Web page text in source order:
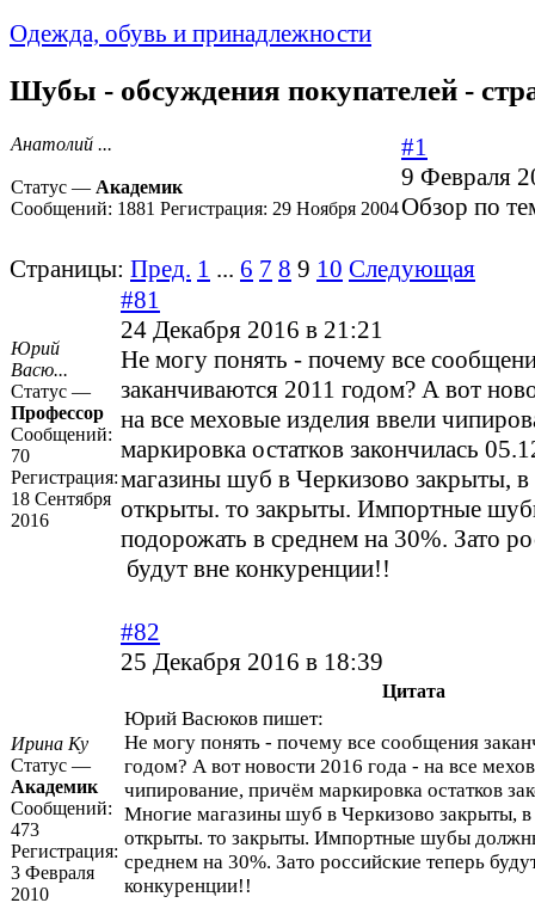
Одежда, обувь и принадлежности
Шубы - обсуждения покупателей -
Анатолий ...
Статус — Академик
Сообщений: 1881 Регистрация: 29 Ноября 2004
#1
9 Февраля
Обзор по
Страницы: Пред. 1 ... 6 7 8 9 10 Следующая
Юрий
Васю...
Статус —
Профессор
Сообщений:
70
Регистрация:
18 Сентября
2016
#81
24 Декабря 2016 в 21:21
Не могу понять - почему все
заканчиваются 2011 годом? А вот
на все меховые изделия ввели
маркировка остатков закончилась
магазины шуб в Черкизово закрыты,
открыты. то закрыты. Импортные
подорожать в среднем на 30%. Зато
будут вне конкуренции!!
Ирина Ку
Статус —
Академик
Сообщений:
473
Регистрация:
3 Февраля
2010
#82
25 Декабря 2016 в 18:39
Цитата
Юрий Васюков пишет:
Не могу понять - почему все сообщения
годом? А вот новости 2016 года - на все
чипирование, причём маркировка остатков
Многие магазины шуб в Черкизово закрыты,
открыты. то закрыты. Импортные шубы
среднем на 30%. Зато российские теперь
конкуренции!!